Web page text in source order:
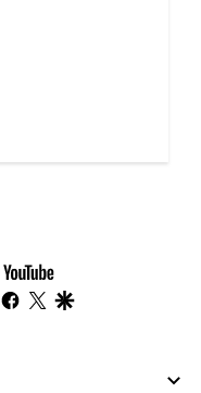
youtube-
footer
instagram
facebook
twitter